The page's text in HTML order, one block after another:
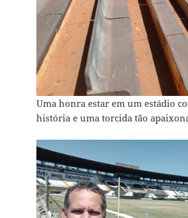
Uma honra estar em um estádio
história e uma torcida tão